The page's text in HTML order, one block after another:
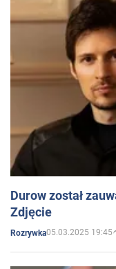
Durow został
Zdjęcie
Rozrywka05.03.2025 19:45